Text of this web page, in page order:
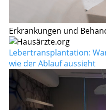
Erkrankungen und
Lebertransplantation:
wie der Ablauf aussieht